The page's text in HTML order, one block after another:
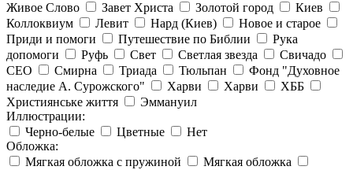
Живое Слово
Завет Христа Золотой город
Киев
Коллоквиум
Левит Нард (Киев)
Новое и старое
Приди и помоги
Путешествие по Библии
Рука
допомоги
Руфь Свет Светлая звезда
Свичадо
СЕО
Смирна Триада Тюльпан
Фонд "Духовное
наследие А. Сурожского"
Харви Харви
ХББ
Християнське життя
Эммануил
Иллюстрации:
Черно-белые
Цветные
Нет
Обложка:
Мягкая обложка с пружиной
Мягкая обложка